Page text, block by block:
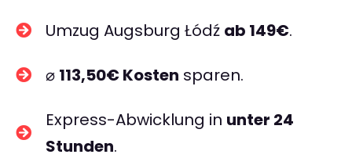
Umzug Augsburg Łódź ab 149€.
⌀ 113,50€ Kosten sparen.
Express-Abwicklung in unter 24
Stunden.